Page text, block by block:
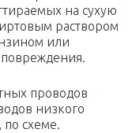
на сухую
раствором
или
проводов
низкого
по схеме.